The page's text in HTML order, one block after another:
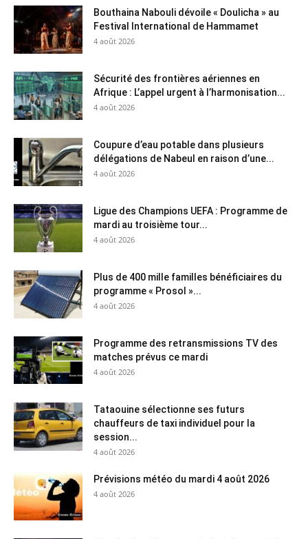
Bouthaina Nabouli dévoile « Doulicha » au
Festival International de Hammamet
4 août 2026
Sécurité des frontières aériennes en
Afrique : L’appel urgent à l’harmonisation...
4 août 2026
Coupure d’eau potable dans plusieurs
délégations de Nabeul en raison d’une...
4 août 2026
Ligue des Champions UEFA : Programme de
mardi au troisième tour...
4 août 2026
Plus de 400 mille familles bénéficiaires du
programme « Prosol »...
4 août 2026
Programme des retransmissions TV des
matches prévus ce mardi
4 août 2026
Tataouine sélectionne ses futurs
chauffeurs de taxi individuel pour la
session...
4 août 2026
Prévisions météo du mardi 4 août 2026
4 août 2026